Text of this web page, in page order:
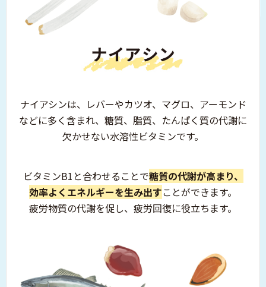
ナイアシンは、レバーやカツオ、マグロ、 アーモンド
などに多く含まれ、 糖質、脂質、たんぱく質の代謝に
欠かせない水溶性ビタミンです。
ビタミンB1と合わせることで糖質の代謝が高まり、
効率よくエネルギーを生み出すことができます。
疲労物質の代謝を促し、疲労回復に役立ちます。